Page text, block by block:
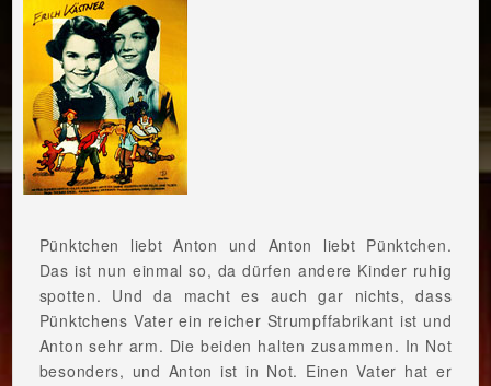
Pünktchen liebt Anton und Anton liebt Pünktchen.
Das ist nun einmal so, da dürfen andere Kinder ruhig
spotten. Und da macht es auch gar nichts, dass
Pünktchens Vater ein reicher Strumpffabrikant ist und
Anton sehr arm. Die beiden halten zusammen. In Not
besonders, und Anton ist in Not. Einen Vater hat er